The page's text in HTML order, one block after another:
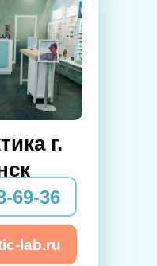
69-36
lab.ru
г.